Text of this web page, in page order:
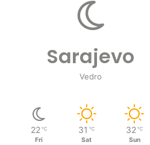
Sarajevo
Vedro
22 ℃
Fri
31 ℃
Sat
32 ℃
Sun